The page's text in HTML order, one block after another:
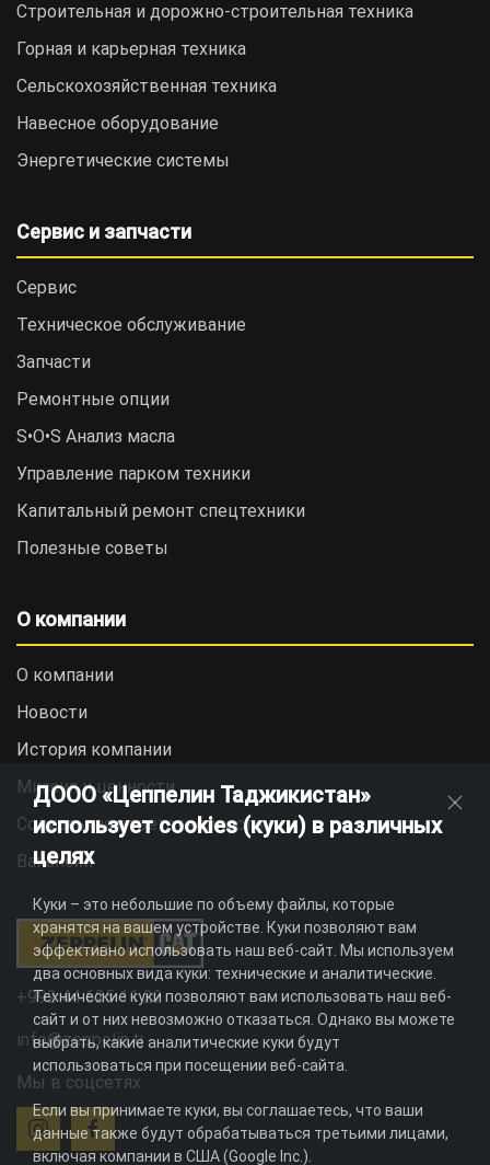
Строительная и дорожно-cтроительная техника
Горная и карьерная техника
Сельскохозяйственная техника
Навесное оборудование
Энергетические системы
Сервис и запчасти
Сервис
Техническое обслуживание
Запчасти
Ремонтные опции
S•O•S Анализ масла
Управление парком техники
Капитальный ремонт спецтехники
Полезные советы
О компании
О компании
Новости
История компании
Миссия и ценности
Социальная ответственность
Вакансии
+992 44 625 11 22
info@zeppelin.tj
Мы в соцсетях:
ДООО «Цеппелин Таджикистан»
использует cookies (куки) в различных
целях
Куки – это небольшие по объему файлы, которые
хранятся на вашем устройстве. Куки позволяют вам
эффективно использовать наш веб-сайт. Мы используем
два основных вида куки: технические и аналитические.
Технические куки позволяют вам использовать наш веб-
сайт и от них невозможно отказаться. Однако вы можете
выбрать, какие аналитические куки будут
использоваться при посещении веб-сайта.
Если вы принимаете куки, вы соглашаетесь, что ваши
данные также будут обрабатываться третьими лицами,
включая компании в США (Google Inc.).